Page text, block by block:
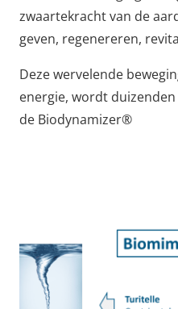
zwaartekracht van de
geven, regenereren,
Deze wervelende
energie, wordt
de Biodynamizer®